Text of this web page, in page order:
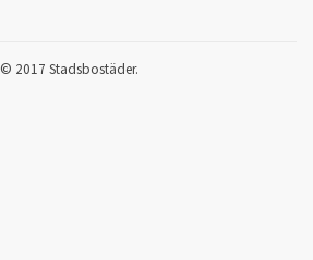
© 2017 Stadsbostäder.